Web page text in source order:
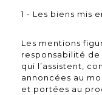
1 - Les biens mis
Les mentions
responsabilité
qui l’assistent,
annoncées au
et portées au